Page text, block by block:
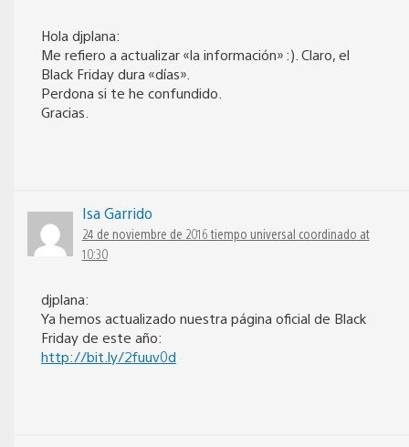
Hola djplana:
Me refiero a actualizar «la información» :). Claro, el
Black Friday dura «días».
Perdona si te he confundido.
Gracias.
Isa Garrido
24 de noviembre de 2016 tiempo universal coordinado at
10:30
djplana:
Ya hemos actualizado nuestra página oficial de Black
Friday de este año:
http://bit.ly/2fuuv0d